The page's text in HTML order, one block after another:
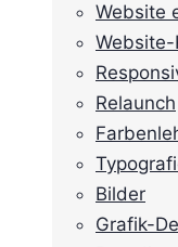
Website
Relaunch
Bilder
Grafik-